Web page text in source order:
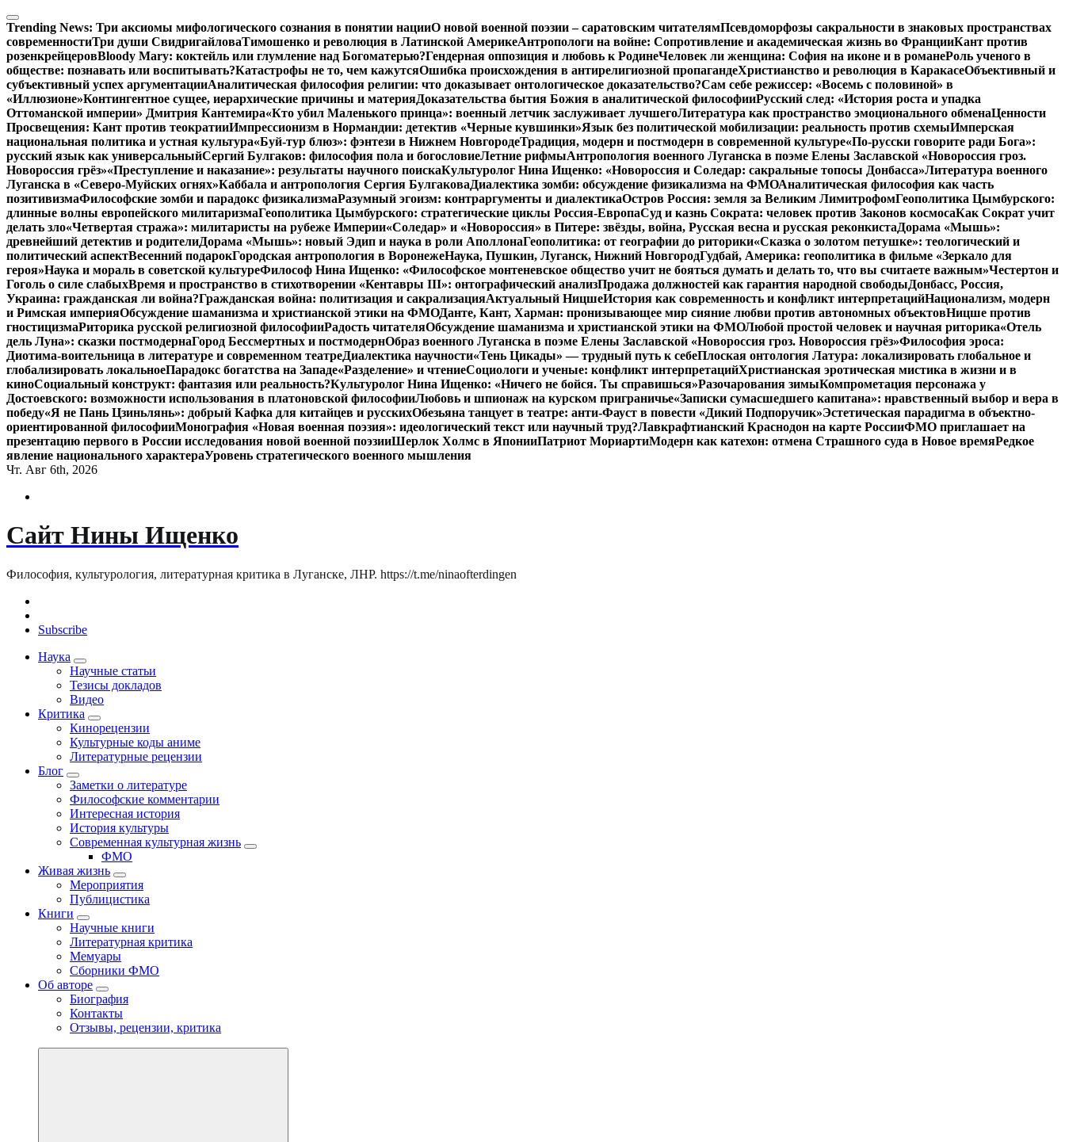
Перейти
к
содержимому
Trending News: Три аксиомы мифологического сознания в понятии нацииО новой военной поэзии – саратовским читателямПсевдоморфозы сакральности в знаковых пространствах
современностиТри души СвидригайловаТимошенко и революция в Латинской АмерикеАнтропологи на войне: Сопротивление и академическая жизнь во ФранцииКант против
розенкрейцеровBloody Mary: коктейль или глумление над Богоматерью?Гендерная оппозиция и любовь к РодинеЧеловек ли женщина: София на иконе и в романеРоль ученого в
обществе: познавать или воспитывать?Катастрофы не то, чем кажутсяОшибка происхождения в антирелигиозной пропагандеХристианство и революция в КаракасеОбъективный и
субъективный успех аргументацииАналитическая философия религии: что доказывает онтологическое доказательство?Сам себе режиссер: «Восемь с половиной» в
«Иллюзионе»Контингентное сущее, иерархические причины и материяДоказательства бытия Божия в аналитической философииРусский след: «История роста и упадка
Оттоманской империи» Дмитрия Кантемира«Кто убил Маленького принца»: военный летчик заслуживает лучшегоЛитература как пространство эмоционального обменаЦенности
Просвещения: Кант против теократииИмпрессионизм в Нормандии: детектив «Черные кувшинки»Язык без политической мобилизации: реальность против схемыИмперская
национальная политика и устная культура«Буй-тур блюз»: фэнтези в Нижнем НовгородеТрадиция, модерн и постмодерн в современной культуре«По-русски говорите ради Бога»:
русский язык как универсальныйСергий Булгаков: философия пола и богословиеЛетние рифмыАнтропология военного Луганска в поэме Елены Заславской «Новороссия гроз.
Новороссия грёз»«Преступление и наказание»: результаты научного поискаКультуролог Нина Ищенко: «Новороссия и Соледар: сакральные топосы Донбасса»Литература военного
Луганска в «Северо-Муйских огнях»Каббала и антропология Сергия БулгаковаДиалектика зомби: обсуждение физикализма на ФМОАналитическая философия как часть
позитивизмаФилософские зомби и парадокс физикализмаРазумный эгоизм: контраргументы и диалектикаОстров Россия: земля за Великим ЛимитрофомГеополитика Цымбурского:
длинные волны европейского милитаризмаГеополитика Цымбурского: стратегические циклы Россия-ЕвропаСуд и казнь Сократа: человек против Законов космосаКак Сократ учит
делать зло«Четвертая стража»: милитаристы на рубеже Империи«Соледар» и «Новороссия» в Питере: звёзды, война, Русская весна и русская реконкистаДорама «Мышь»:
древнейший детектив и родителиДорама «Мышь»: новый Эдип и наука в роли АполлонаГеополитика: от географии до риторики«Сказка о золотом петушке»: теологический и
политический аспектВесенний подарокГородская антропология в ВоронежеНаука, Пушкин, Луганск, Нижний НовгородГудбай, Америка: геополитика в фильме «Зеркало для
героя»Наука и мораль в советской культуреФилософ Нина Ищенко: «Философское монтеневское общество учит не бояться думать и делать то, что вы считаете важным»Честертон и
Гоголь о силе слабыхВремя и пространство в стихотворении «Кентавры III»: онтографический анализПродажа должностей как гарантия народной свободыДонбасс, Россия,
Украина: гражданская ли война?Гражданская война: политизация и сакрализацияАктуальный НицшеИстория как современность и конфликт интерпретацийНационализм, модерн
и Римская империяОбсуждение шаманизма и христианской этики на ФМОДанте, Кант, Харман: пронизывающее мир сияние любви против автономных объектовНицше против
гностицизмаРиторика русской религиозной философииРадость читателяОбсуждение шаманизма и христианской этики на ФМОЛюбой простой человек и научная риторика«Отель
дель Луна»: сказки постмодернаГород Бессмертных и постмодернОбраз военного Луганска в поэме Елены Заславской «Новороссия гроз. Новороссия грёз»Философия эроса:
Диотима-воительница в литературе и современном театреДиалектика научности«Тень Цикады» — трудный путь к себеПлоская онтология Латура: локализировать глобальное и
глобализировать локальноеПарадокс богатства на Западе«Разделение» и чтениеСоциологи и ученые: конфликт интерпретацийХристианская эротическая мистика в жизни и в
киноСоциальный конструкт: фантазия или реальность?Культуролог Нина Ищенко: «Ничего не бойся. Ты справишься»Разочарования зимыКомпрометация персонажа у
Достоевского: возможности использования в платоновской философииЛюбовь и шпионаж на курском приграничье«Записки сумасшедшего капитана»: нравственный выбор и вера в
победу«Я не Пань Цзиньлянь»: добрый Кафка для китайцев и русскихОбезьяна танцует в театре: анти-Фауст в повести «Дикий Подпоручик»Эстетическая парадигма в объектно-
ориентированной философииМонография «Новая военная поэзия»: идеологический текст или научный труд?Лавкрафтианский Краснодон на карте РоссииФМО приглашает на
презентацию первого в России исследования новой военной поэзииШерлок Холмс в ЯпонииПатриот МориартиМодерн как катехон: отмена Страшного суда в Новое времяРедкое
явление национального характераУровень стратегического военного мышления
Чт. Авг 6th, 2026
Сайт Нины Ищенко
Философия, культурология, литературная критика в Луганске, ЛНР. https://t.me/ninaofterdingen
Subscribe
Наука
Научные статьи
Тезисы докладов
Видео
Критика
Кинорецензии
Культурные коды аниме
Литературные рецензии
Блог
Заметки о литературе
Философские комментарии
Интересная история
История культуры
Современная культурная жизнь
ФМО
Живая жизнь
Мероприятия
Публицистика
Книги
Научные книги
Литературная критика
Мемуары
Сборники ФМО
Об авторе
Биография
Контакты
Отзывы, рецензии, критика